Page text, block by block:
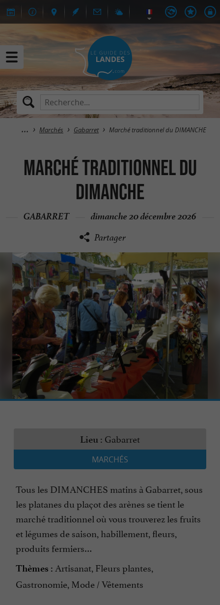
Marchés Gabarret Marché traditionnel du DIMANCHE
Marché traditionnel du
DIMANCHE
GABARRET dimanche 20 décembre 2026
Partager
Lieu : Gabarret
MARCHÉS
Tous les DIMANCHES matins à Gabarret, sous
les platanes du plaçot des arènes se tient le
marché traditionnel où vous trouverez les fruits
et légumes de saison, habillement, fleurs,
produits fermiers…
Thèmes : Artisanat, Fleurs plantes,
Gastronomie, Mode / Vêtements